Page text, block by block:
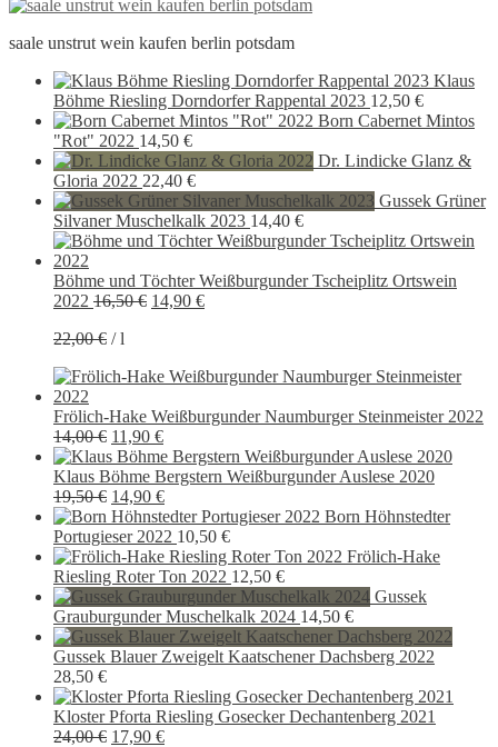
saale unstrut wein kaufen berlin potsdam
Klaus
Böhme Riesling Dorndorfer Rappental 2023 12,50 €
Born Cabernet Mintos
"Rot" 2022 14,50 €
Dr. Lindicke Glanz &
Gloria 2022 22,40 €
Gussek Grüner
Silvaner Muschelkalk 2023 14,40 €
Böhme und Töchter Weißburgunder Tscheiplitz Ortswein
2022 16,50€ Ursprünglicher
14,90 €Aktueller
22,00€ /l
Frölich-Hake Weißburgunder Naumburger Steinmeister 2022
14,00€ Ursprünglicher
Preis
war:
14,00 €
11,90 €Aktueller
Preis
ist:
11,90 €.
Klaus Böhme Bergstern Weißburgunder Auslese 2020
19,50€ Ursprünglicher
Preis
war:
19,50 €
14,90 €Aktueller
Preis
ist:
14,90 €.
Born Höhnstedter
Portugieser 2022 10,50 €
Frölich-Hake
Riesling Roter Ton 2022 12,50 €
Gussek
Grauburgunder Muschelkalk 2024 14,50 €
Gussek Blauer Zweigelt Kaatschener Dachsberg 2022
28,50 €
Kloster Pforta Riesling Gosecker Dechantenberg 2021
24,00€ Ursprünglicher
17,90 €Aktueller